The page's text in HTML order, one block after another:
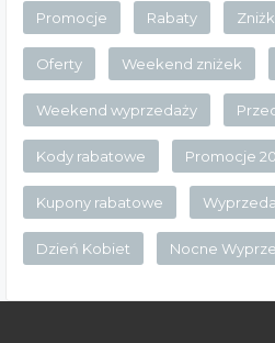
Promocje Rabaty
Oferty Weekend zniżek
Weekend wyprzedaży
Kody rabatowe Promocje
Kupony rabatowe
Dzień Kobiet Nocne